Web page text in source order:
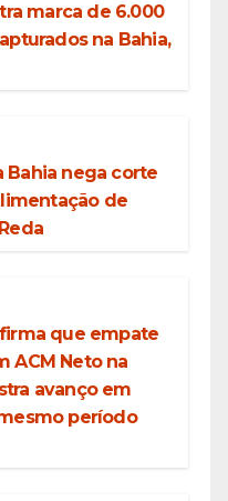
marca de 6.000
na Bahia,
Bahia nega corte
de
que empate
ACM Neto na
avanço em
período